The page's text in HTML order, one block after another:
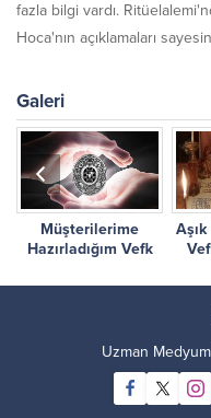
fazla bilgi vardı.
Hoca'nın açıklamaları
Galeri
Müşterilerime
Hazırladığım Vefk
Uzman